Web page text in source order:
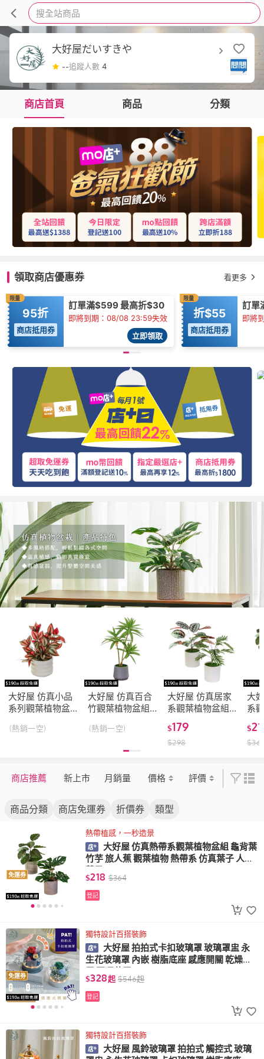
搜全站商品
大好屋だいすきや
--追蹤人數 4
商店首頁 商品 分類
領取商店優惠券 看更多
限量
95折
商店抵用券
訂單滿$599 最高折$30
即將到期：08/08 23:59失效
立即領取
限量
折$55
商店抵用券
訂單
即將
大好屋 仿真小品
系列觀葉植物盆
擺件 仿真綠植
(熱銷一空)
大好屋 仿真百合
竹觀葉植物盆組
栽 室內擺件
(熱銷一空)
大好屋 仿真居家
系觀葉植物盆組
龜背葉 春雨葉 仿
真綠植 綠化盆栽
室內擺件
$179
$298
大
系
龜
蕉
系
$
$
商店推薦 新上市 月銷量 價格 評價
商品分類 商店免運券 折價券 類型
免運券
熱帶植感，一秒造景
大好屋 仿真熱帶系觀葉植物盆組 龜背葉
竹芋 旅人蕉 觀葉植物 熱帶系 仿真葉子 人造
$218 $364
登記
免運券
獨特設計百搭裝飾
大好屋 拍拍式卡扣玻璃罩 玻璃罩盅 永
生花玻璃罩 內嵌 樹脂底座 感應開關 乾燥花
$328起 $546起
登記
獨特設計百搭裝飾
大好屋 風鈴玻璃罩 拍拍式 觸控式 玻璃